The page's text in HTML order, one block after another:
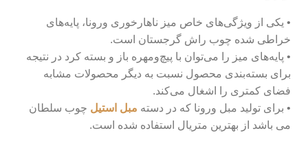
• یکی از ویژگی‌های خاص میز ناهارخوری ورونا، پایه‌های
خراطی شده چوب راش گرجستان است.
• پایه‌های میز را می‌توان با پیچ‌ومهره باز و بسته کرد در نتیجه
برای بسته‌بندی محصول نسبت به دیگر محصولات مشابه
فضای کمتری را اشغال می‌کند.
• برای تولید مبل ورونا که در دسته مبل استیل چوب سلطان
می باشد از بهترین متریال استفاده شده است.